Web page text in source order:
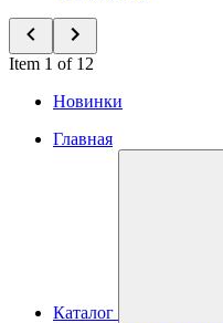
Item 1 of 12
Новинки
Главная
Каталог